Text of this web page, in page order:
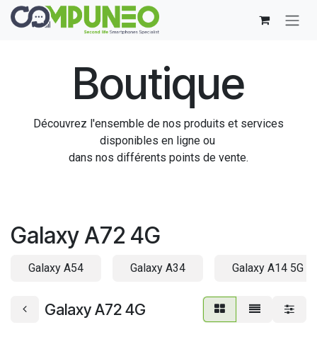
Se rendre au contenu
Boutique
Découvrez l'ensemble de nos produits et services
disponibles en ligne ou
dans nos différents points de vente.
Galaxy A72 4G
Galaxy A54 Galaxy A34 Galaxy A14 5G
Galaxy A72 4G